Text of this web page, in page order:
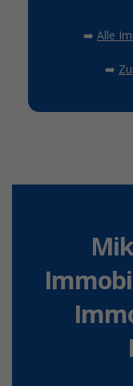
➡️ Alle
➡️